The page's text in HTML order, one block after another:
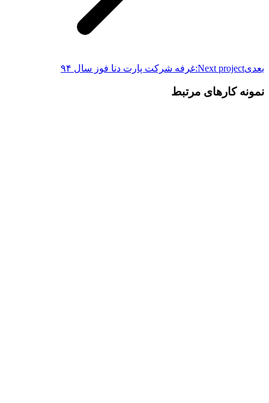
بعدیNext project: غرفه شرکت پارت دنا فوز سال ۹۴
نمونه کارهای مرتبط